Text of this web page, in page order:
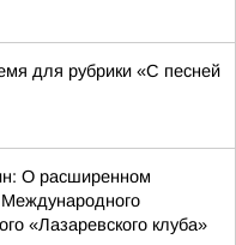
для рубрики «С песней
О расширенном
«Лазаревского клуба»